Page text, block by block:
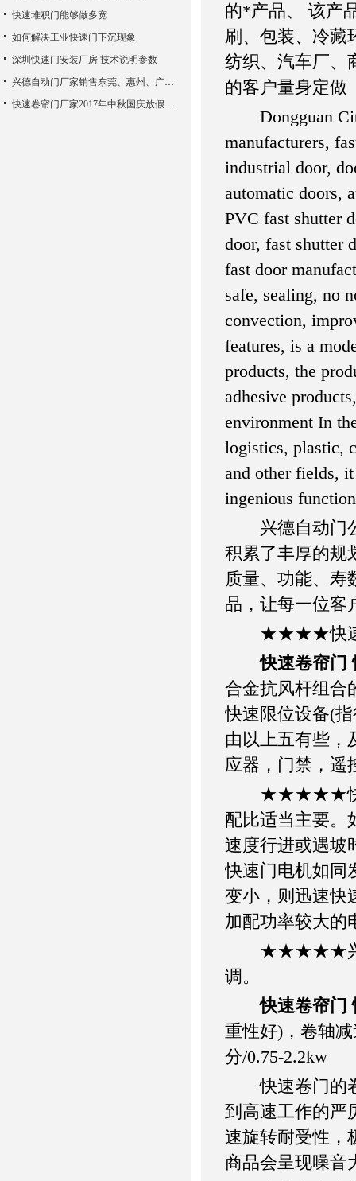
的*产品、 该产
刷、包装、冷藏
纺织、汽车厂、
的客户量身定做
Dongguan City
manufacturers,
industrial door,
automatic doors,
PVC fast shutter
door, fast shutter
fast door
safe, sealing, no
convection,
features, is a
products, the
adhesive
environment In
logistics, plastic,
and other fields,
ingenious
兴德自动门公
积累了丰厚的规
质量、功能、寿
品，让每一位客
★★★★快速
快速卷帘门
合金抗风杆组合
快速限位设备(
由以上五有些，
应器，门禁，遥
★★★★★快速门
配比适当主要。
速度行进或遇坡
快速门电机如同
变小，则迅速快
加配功率较大的
★★★★★兴德牌
调。
快速卷帘门
重性好)，卷轴
分/0.75-2.2kw
快速卷门的卷
到高速工作的严
速旋转耐受性，
商品会呈现噪音
快速堆积门能够做多宽
如何解决工业快速门下沉现象
深圳快速门安装厂房 技术说明参数
兴德自动门厂家销售东莞、惠州、广州、佛山、中山等地
快速卷帘门厂家2017年中秋国庆放假通知